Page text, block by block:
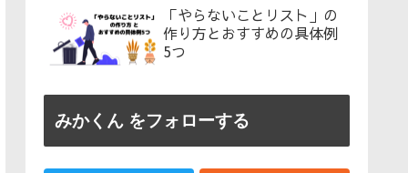
「やらないことリスト」の
作り方とおすすめの具体例
5つ
みかくん をフォローする